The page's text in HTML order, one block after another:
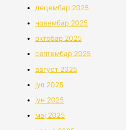
децембар 2025
новембар 2025
октобар 2025
септембар 2025
август 2025
јул 2025
јун 2025
мај 2025